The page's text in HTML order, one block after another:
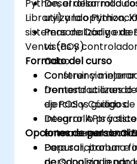
Python, el desarrollo
Library) y la
sistemas de Código de
Venta (POS).
Desarrollar
utilizando Python,
Personalizar y
vistas y
Odoo.
Construir y
frontend utilizando
de POS y Código
Integrar APIs y
forma segura con
Depurar, probar e
Formato del curso
Conferencia
Demostraciones
ejercicios guiados.
Desarrollo
entorno real de
Opciones de
Para solicitar una